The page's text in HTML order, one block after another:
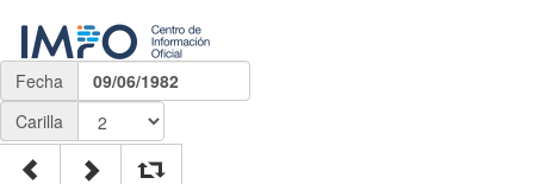
Fecha
09/06/1982
Carilla